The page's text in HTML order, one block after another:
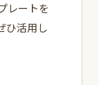
レートを
ひ活用し